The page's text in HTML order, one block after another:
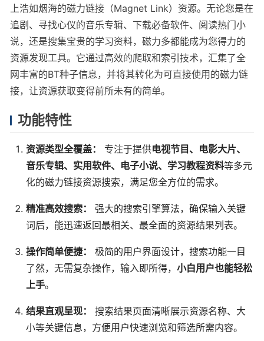
上浩如烟海的磁力链接（Magnet Link）资源。无论您是在
追剧、寻找心仪的音乐专辑、下载必备软件、阅读热门小
说，还是搜集宝贵的学习资料，磁力多都能成为您得力的
资源发现工具。它通过高效的爬取和索引技术，汇集了全
网丰富的BT种子信息，并将其转化为可直接使用的磁力链
接，让资源获取变得前所未有的简单。
功能特性
资源类型全覆盖： 专注于提供电视节目、电影大片、
音乐专辑、实用软件、电子小说、学习教程资料等多元
化的磁力链接资源搜索，满足您全方位的需求。
精准高效搜索：
强大的搜索引擎算法，确保输入关键
词后，能迅速返回最相关、最全面的资源结果列表。
操作简单便捷：
极简的用户界面设计，搜索功能一目
了然，无需复杂操作，输入即所得，小白用户也能轻松
上手。
结果直观呈现：
搜索结果页面清晰展示资源名称、大
小等关键信息，方便用户快速浏览和筛选所需内容。